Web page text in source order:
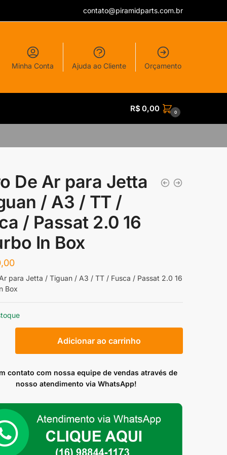
contato@piramidparts.com.br
Minha Conta Ajuda ao Cliente Orçamento
R$ 0,00 0
De Ar para Jetta
/ A3 / TT /
/ Passat 2.0 16
In Box
para Jetta / Tiguan / A3 / TT / Fusca / Passat 2.0 16
Box
Adicionar ao carrinho
contato com nossa equipe de vendas através de
nosso atendimento via WhatsApp!